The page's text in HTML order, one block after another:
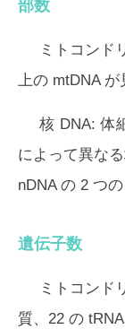
部数
ミトコンド
上の mtDNA が
核 DNA: 体
によって異な
nDNA の 2 つ
遺伝子数
ミトコンド
質、22 の